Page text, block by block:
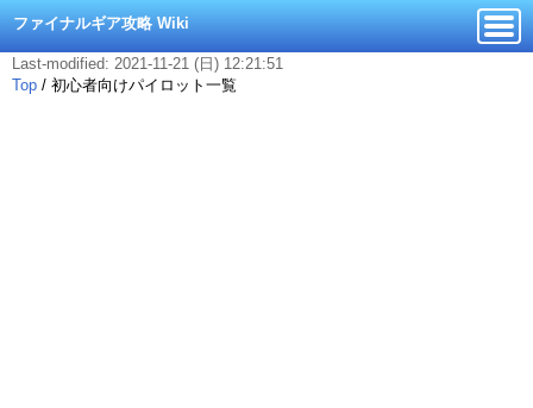
ファイナルギア攻略 Wiki
Last-modified: 2021-11-21 (日) 12:21:51
Top / 初心者向けパイロット一覧